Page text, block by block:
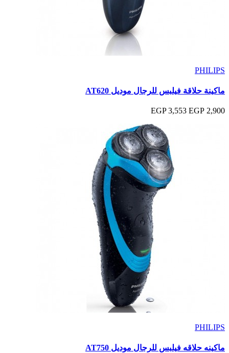
PHILIPS
ماكينة حلاقة فيلبس للرجال موديل AT620
2,900 EGP
3,553 EGP
PHILIPS
ماكينه حلاقه فيلبس للرجال موديل AT750